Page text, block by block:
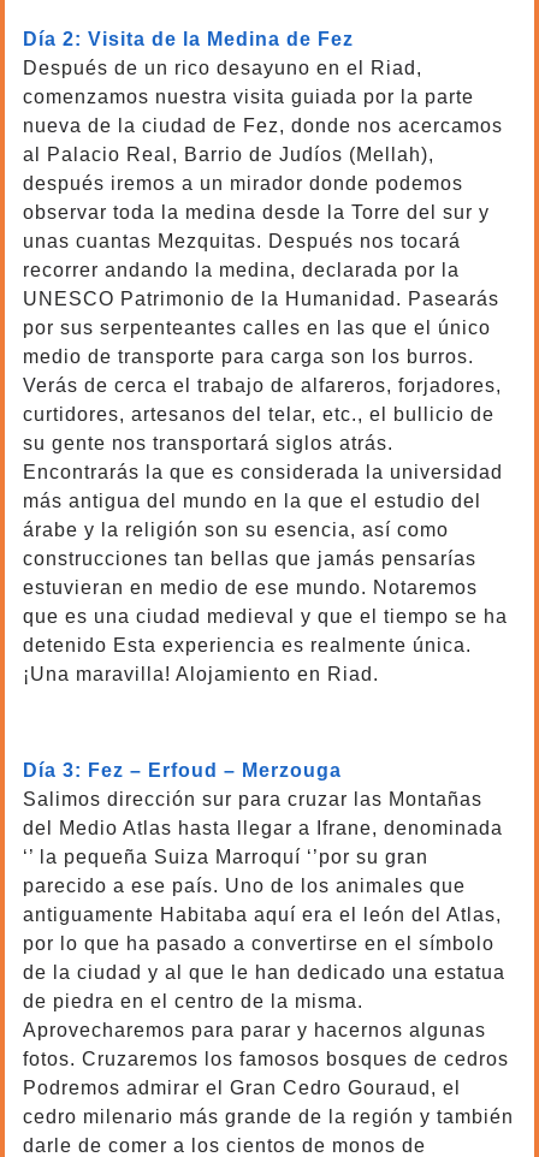
Día 2: Visita de la Medina de Fez
Después de un rico desayuno en el Riad,
comenzamos nuestra visita guiada por la parte
nueva de la ciudad de Fez, donde nos acercamos
al Palacio Real, Barrio de Judíos (Mellah),
después iremos a un mirador donde podemos
observar toda la medina desde la Torre del sur y
unas cuantas Mezquitas. Después nos tocará
recorrer andando la medina, declarada por la
UNESCO Patrimonio de la Humanidad. Pasearás
por sus serpenteantes calles en las que el único
medio de transporte para carga son los burros.
Verás de cerca el trabajo de alfareros, forjadores,
curtidores, artesanos del telar, etc., el bullicio de
su gente nos transportará siglos atrás.
Encontrarás la que es considerada la universidad
más antigua del mundo en la que el estudio del
árabe y la religión son su esencia, así como
construcciones tan bellas que jamás pensarías
estuvieran en medio de ese mundo. Notaremos
que es una ciudad medieval y que el tiempo se ha
detenido Esta experiencia es realmente única.
¡Una maravilla! Alojamiento en Riad.
Día 3: Fez – Erfoud – Merzouga
Salimos dirección sur para cruzar las Montañas
del Medio Atlas hasta llegar a Ifrane, denominada
‘’ la pequeña Suiza Marroquí ‘’por su gran
parecido a ese país. Uno de los animales que
antiguamente Habitaba aquí era el león del Atlas,
por lo que ha pasado a convertirse en el símbolo
de la ciudad y al que le han dedicado una estatua
de piedra en el centro de la misma.
Aprovecharemos para parar y hacernos algunas
fotos. Cruzaremos los famosos bosques de cedros
Podremos admirar el Gran Cedro Gouraud, el
cedro milenario más grande de la región y también
darle de comer a los cientos de monos de